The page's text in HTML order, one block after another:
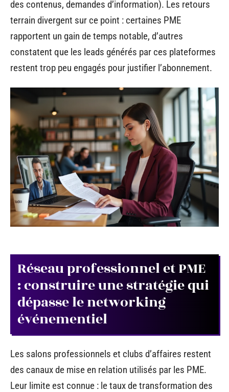
des contenus, demandes d’information). Les retours
terrain divergent sur ce point : certaines PME
rapportent un gain de temps notable, d’autres
constatent que les leads générés par ces plateformes
restent trop peu engagés pour justifier l’abonnement.
Réseau professionnel et PME
: construire une stratégie qui
dépasse le networking
événementiel
Les salons professionnels et clubs d’affaires restent
des canaux de mise en relation utilisés par les PME.
Leur limite est connue : le taux de transformation des